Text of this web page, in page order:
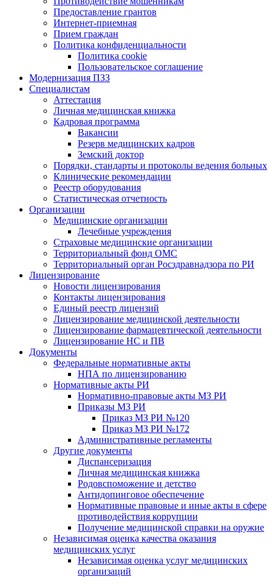
Предоставление грантов
Интернет-приемная
Прием граждан
Политика конфиденциальности
Политика cookie
Пользовательское соглашение
Модернизация ПЗЗ
Специалистам
Аттестация
Личная медицинская книжка
Кадровая программа
Вакансии
Резерв медицинских кадров
Земский доктор
Порядки, стандарты и протоколы ведения больных
Клинические рекомендации
Реестр оборудования
Статистическая отчетность
Организации
Медицинские организации
Лечебные учреждения
Страховые медицинские организации
Территориальный фонд ОМС
Территориальный орган Росздравнадзора по РИ
Лицензирование
Новости лицензирования
Контакты лицензирования
Единый реестр лицензий
Лицензирование медицинской деятельности
Лицензирование фармацевтической деятельности
Лицензирование НС и ПВ
Документы
Федеральные нормативные акты
НПА по лицензированию
Нормативные акты РИ
Нормативно-правовые акты МЗ РИ
Приказы МЗ РИ
Приказ МЗ РИ №120
Приказ МЗ РИ №172
Административные регламенты
Другие документы
Диспансеризация
Личная медицинская книжка
Родовспоможение и детство
Антидопинговое обеспечение
Нормативные правовые и иные акты в сфере
противодействия коррупции
Получение медицинской справки на оружие
Независимая оценка качества оказания
медицинских услуг
Независимая оценка услуг медицинскиx
организаций